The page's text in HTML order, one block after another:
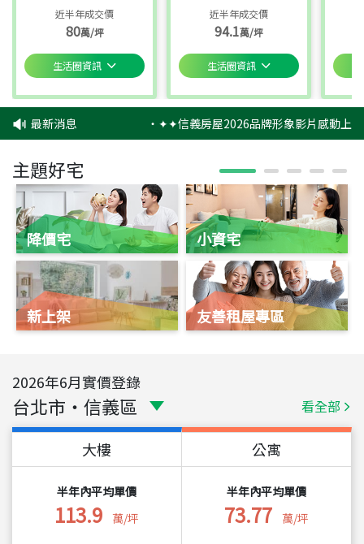
近半年成交價
80萬/坪
生活圈資訊
近半年成交價
94.1萬/坪
生活圈資訊
最新消息 ‧✦✦信義房屋2026品牌形象影片感動上
主題好宅
降價宅
新上架
小資宅
友善租屋專區
2026年6月實價登錄
台北市 ・ 信義區 看全部
大樓
半年內平均單價
113.9 萬/坪
公寓
半年內平均單價
73.77 萬/坪